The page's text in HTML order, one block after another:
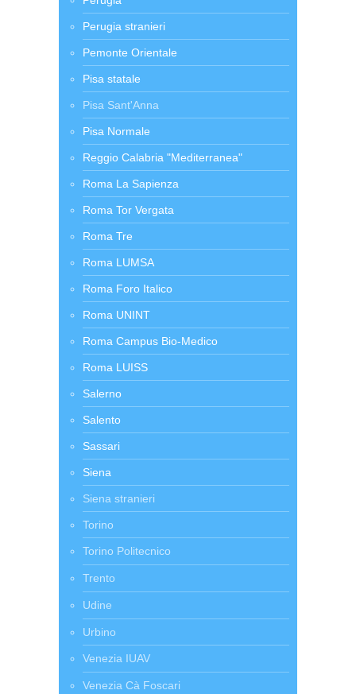
Perugia stranieri
Pemonte Orientale
Pisa statale
Pisa Sant'Anna
Pisa Normale
Reggio Calabria "Mediterranea"
Roma La Sapienza
Roma Tor Vergata
Roma Tre
Roma LUMSA
Roma Foro Italico
Roma UNINT
Roma Campus Bio-Medico
Roma LUISS
Salerno
Salento
Sassari
Siena
Siena stranieri
Torino
Torino Politecnico
Trento
Udine
Urbino
Venezia IUAV
Venezia Cà Foscari